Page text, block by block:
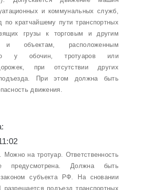
и коммунальных служб,
по кратчайшему пути транспортных
грузы к торговым и другим
и объектам, расположенным
у обочин, тротуаров или
при отсутствии других
При этом должна быть
движения.
Можно на тротуар. Ответственность
Должна быть
законом субъекта РФ. На сновании
подъезд транспортных